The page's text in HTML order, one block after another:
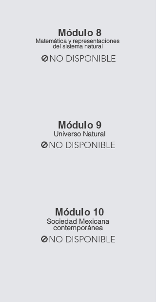
Matemática y representaciones
del sistema natural
Módulo 8
🚫NO DISPONIBLE
Módulo 9
Universo Natural
🚫NO DISPONIBLE
Sociedad Mexicana
contemporánea
🚫NO DISPONIBLE
Módulo 10